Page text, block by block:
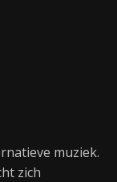
muziek.
zich